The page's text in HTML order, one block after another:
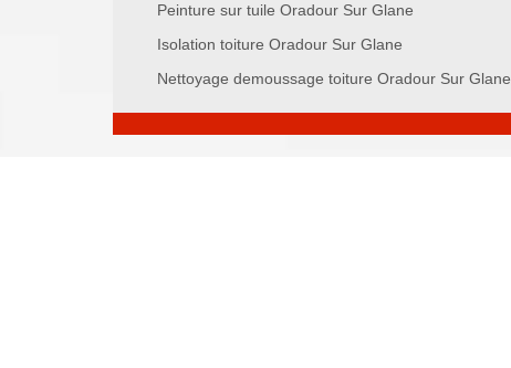
Peinture sur tuile Oradour Sur Glane
Isolation toiture Oradour Sur Glane
Nettoyage demoussage toiture Oradour Sur Glane